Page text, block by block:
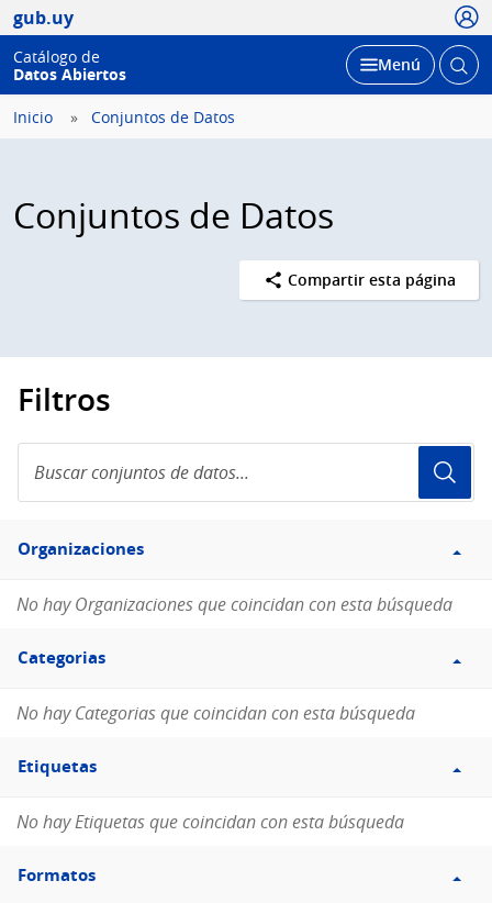
gub.uy
Catálogo de
Datos Abiertos
Desplegar
Menú Abrir
Inicio Conjuntos de Datos
Conjuntos de Datos
Compartir esta página
Filtros
conjuntos
de
Filtro
Organizaciones
Organizaciones
No hay Organizaciones que coincidan con esta búsqueda
Filtro
Categorias
Categorias
No hay Categorias que coincidan con esta búsqueda
Filtro
Etiquetas
Etiquetas
No hay Etiquetas que coincidan con esta búsqueda
Filtro
Formatos